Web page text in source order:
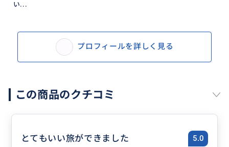
い...
プロフィールを詳しく見る
この商品のクチコミ
とてもいい旅ができました 5.0